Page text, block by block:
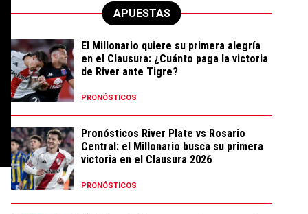
APUESTAS
El Millonario quiere su primera alegría
en el Clausura: ¿Cuánto paga la victoria
de River ante Tigre?
PRONÓSTICOS
Pronósticos River Plate vs Rosario
Central: el Millonario busca su primera
victoria en el Clausura 2026
PRONÓSTICOS